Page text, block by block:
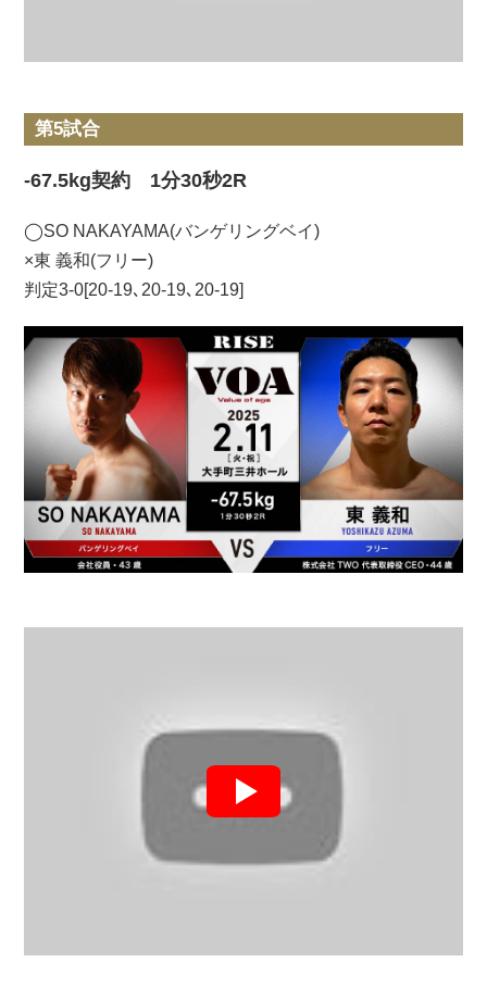
第5試合
-67.5kg契約 1分30秒2R
◯SO NAKAYAMA(バンゲリングベイ)
×東 義和(フリー)
判定3-0[20-19､20-19､20-19]